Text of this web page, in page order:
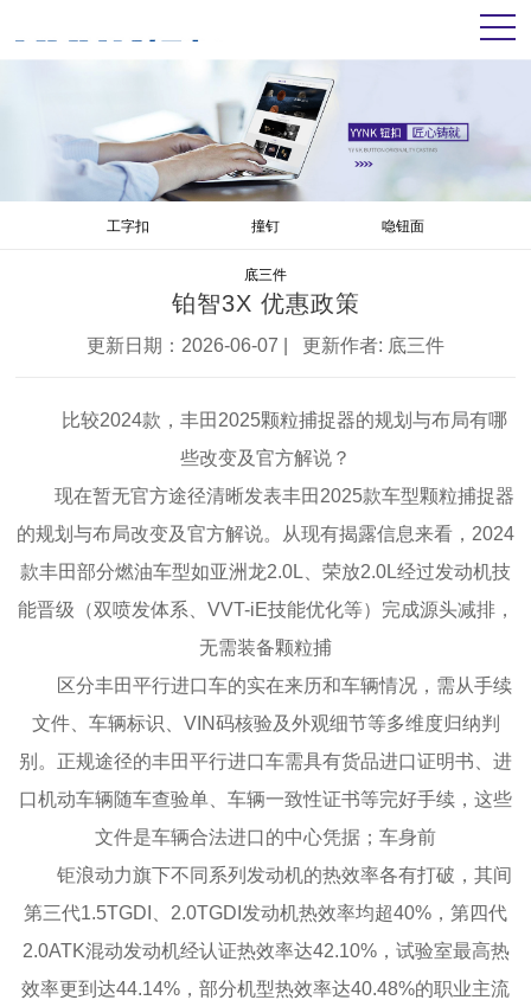
工字扣 撞钉 喼钮面
底三件
铂智3X 优惠政策
更新日期：2026-06-07 | 更新作者: 底三件
比较2024款，丰田2025颗粒捕捉器的规划与布局有哪
些改变及官方解说？
现在暂无官方途径清晰发表丰田2025款车型颗粒捕捉器
的规划与布局改变及官方解说。从现有揭露信息来看，2024
款丰田部分燃油车型如亚洲龙2.0L、荣放2.0L经过发动机技
能晋级（双喷发体系、VVT-iE技能优化等）完成源头减排，
无需装备颗粒捕
区分丰田平行进口车的实在来历和车辆情况，需从手续
文件、车辆标识、VIN码核验及外观细节等多维度归纳判
别。正规途径的丰田平行进口车需具有货品进口证明书、进
口机动车辆随车查验单、车辆一致性证书等完好手续，这些
文件是车辆合法进口的中心凭据；车身前
钜浪动力旗下不同系列发动机的热效率各有打破，其间
第三代1.5TGDI、2.0TGDI发动机热效率均超40%，第四代
2.0ATK混动发动机经认证热效率达42.10%，试验室最高热
效率更到达44.14%，部分机型热效率达40.48%的职业主流